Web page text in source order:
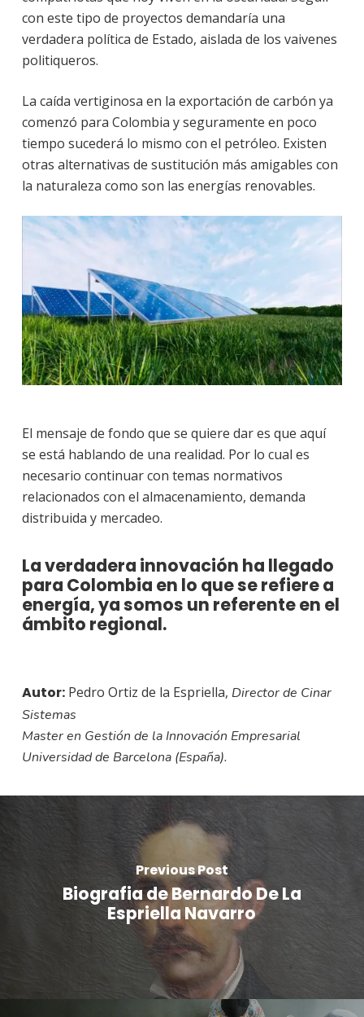
con este tipo de proyectos demandaría una
verdadera política de Estado, aislada de los vaivenes
politiqueros.
La caída vertiginosa en la exportación de carbón ya
comenzó para Colombia y seguramente en poco
tiempo sucederá lo mismo con el petróleo. Existen
otras alternativas de sustitución más amigables con
la naturaleza como son las energías renovables.
El mensaje de fondo que se quiere dar es que aquí
se está hablando de una realidad. Por lo cual es
necesario continuar con temas normativos
relacionados con el almacenamiento, demanda
distribuida y mercadeo.
La verdadera innovación ha llegado
para Colombia en lo que se refiere a
energía, ya somos un referente en el
ámbito regional.
Autor: Pedro Ortiz de la Espriella, Director de Cinar
Sistemas
Master en Gestión de la Innovación Empresarial
Universidad de Barcelona (España).
Previous Post
Biografia de Bernardo De La
Espriella Navarro